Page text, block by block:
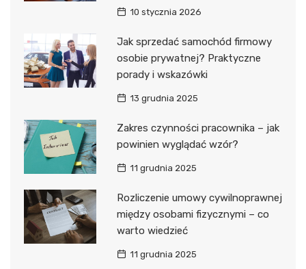
10 stycznia 2026
Jak sprzedać samochód firmowy
osobie prywatnej? Praktyczne
porady i wskazówki
13 grudnia 2025
Zakres czynności pracownika – jak
powinien wyglądać wzór?
11 grudnia 2025
Rozliczenie umowy cywilnoprawnej
między osobami fizycznymi – co
warto wiedzieć
11 grudnia 2025